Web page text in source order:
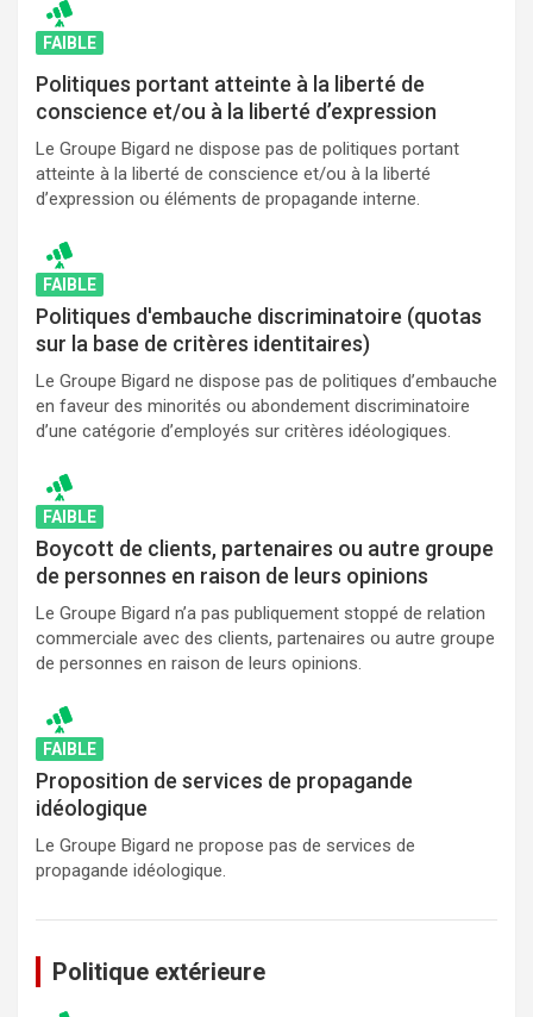
FAIBLE
Politiques portant atteinte à la liberté de
conscience et/ou à la liberté d’expression
Le Groupe Bigard ne dispose pas de politiques portant
atteinte à la liberté de conscience et/ou à la liberté
d’expression ou éléments de propagande interne.
FAIBLE
Politiques d'embauche discriminatoire (quotas
sur la base de critères identitaires)
Le Groupe Bigard ne dispose pas de politiques d’embauche
en faveur des minorités ou abondement discriminatoire
d’une catégorie d’employés sur critères idéologiques.
FAIBLE
Boycott de clients, partenaires ou autre groupe
de personnes en raison de leurs opinions
Le Groupe Bigard n’a pas publiquement stoppé de relation
commerciale avec des clients, partenaires ou autre groupe
de personnes en raison de leurs opinions.
FAIBLE
Proposition de services de propagande
idéologique
Le Groupe Bigard ne propose pas de services de
propagande idéologique.
Politique extérieure